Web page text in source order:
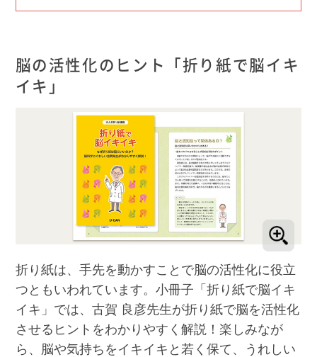
脳の活性化のヒント「折り紙で脳イキ
イキ」
折り紙は、手先を動かすことで脳の活性化に役立
つともいわれています。小冊子「折り紙で脳イキ
イキ」では、古賀 良彦先生が折り紙で脳を活性化
させるヒントをわかりやすく解説！楽しみなが
ら、脳や気持ちをイキイキと若く保て、うれしい